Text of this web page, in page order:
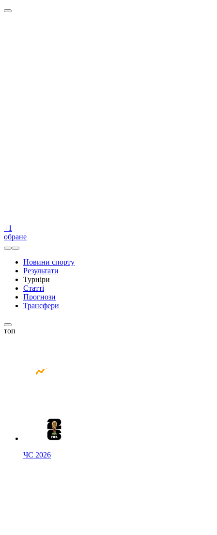
+1
обране
Новини спорту
Результати
Турніри
Статті
Прогнози
Трансфери
топ
ЧС 2026